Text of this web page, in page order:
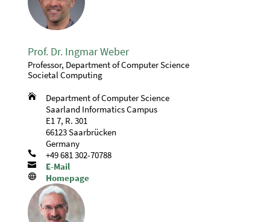
Prof. Dr. Ingmar Weber
Professor, Department of Computer Science
Societal Computing

Department of Computer Science
Saarland Informatics Campus
E1 7, R. 301
66123 Saarbrücken
Germany
 +49 681 302-70788
 E-Mail
 Homepage